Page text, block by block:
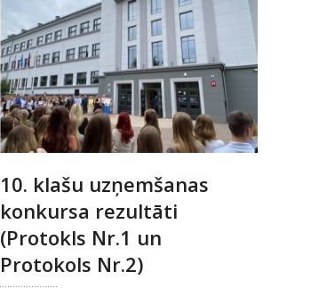
10. klašu uzņemšanas
konkursa rezultāti
(Protokls Nr.1 un
Protokols Nr.2)